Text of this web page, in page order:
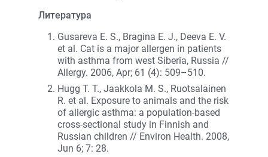
Литература
Gusareva E. S., Bragina E. J., Deeva E. V.
et al. Cat is a major allergen in patients
with asthma from west Siberia, Russia //
Allergy. 2006, Apr; 61 (4): 509–510.
Hugg T. T., Jaakkola M. S., Ruotsalainen
R. et al. Exposure to animals and the risk
of allergic asthma: a population-based
cross-sectional study in Finnish and
Russian children // Environ Health. 2008,
Jun 6; 7: 28.